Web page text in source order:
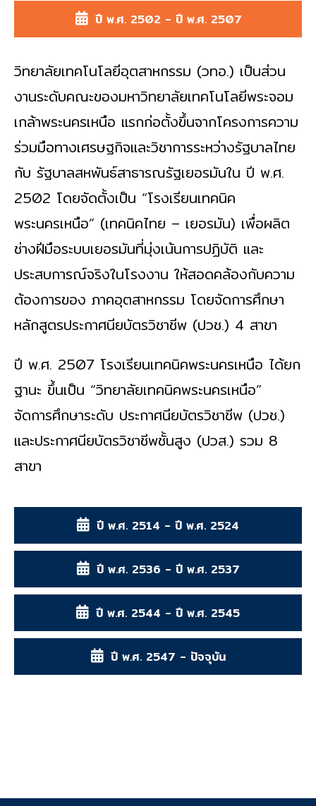
ปี พ.ศ. 2502 - ปี พ.ศ. 2507
วิทยาลัยเทคโนโลยีอุตสาหกรรม (วทอ.) เป็นส่วน
งานระดับคณะของมหาวิทยาลัยเทคโนโลยีพระจอม
เกล้าพระนครเหนือ แรกก่อตั้งขึ้นจากโครงการความ
ร่วมมือทางเศรษฐกิจและวิชาการระหว่างรัฐบาลไทย
กับ รัฐบาลสหพันธ์สาธารณรัฐเยอรมันใน ปี พ.ศ.
2502 โดยจัดตั้งเป็น “โรงเรียนเทคนิค
พระนครเหนือ” (เทคนิคไทย – เยอรมัน) เพื่อผลิต
ช่างฝีมือระบบเยอรมันที่มุ่งเน้นการปฏิบัติ และ
ประสบการณ์จริงในโรงงาน ให้สอดคล้องกับความ
ต้องการของ ภาคอุตสาหกรรม โดยจัดการศึกษา
หลักสูตรประกาศนียบัตรวิชาชีพ (ปวช.) 4 สาขา
ปี พ.ศ. 2507 โรงเรียนเทคนิคพระนครเหนือ ได้ยก
ฐานะ ขึ้นเป็น “วิทยาลัยเทคนิคพระนครเหนือ”
จัดการศึกษาระดับ ประกาศนียบัตรวิชาชีพ (ปวช.)
และประกาศนียบัตรวิชาชีพชั้นสูง (ปวส.) รวม 8
สาขา
ปี พ.ศ. 2514 - ปี พ.ศ. 2524
ปี พ.ศ. 2536 - ปี พ.ศ. 2537
ปี พ.ศ. 2544 - ปี พ.ศ. 2545
ปี พ.ศ. 2547 - ปัจจุบัน